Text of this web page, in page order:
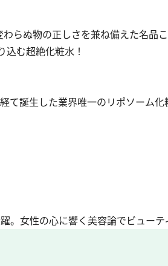
らぬ物の正しさを兼ね備えた名品
む超絶化粧水！
て誕生した業界唯一のリポソーム化
女性の心に響く美容論でビューテ